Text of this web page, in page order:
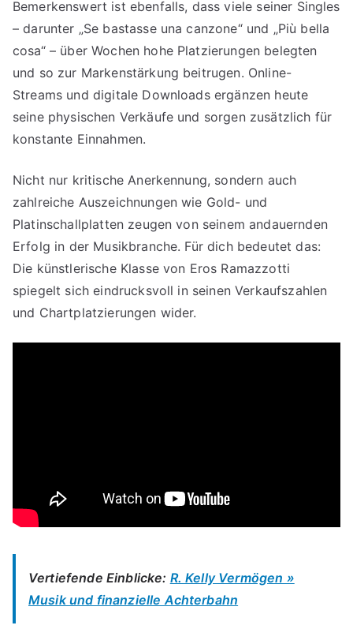
Bemerkenswert ist ebenfalls, dass viele seiner Singles
– darunter „Se bastasse una canzone“ und „Più bella
cosa“ – über Wochen hohe Platzierungen belegten
und so zur Markenstärkung beitrugen. Online-
Streams und digitale Downloads ergänzen heute
seine physischen Verkäufe und sorgen zusätzlich für
konstante Einnahmen.
Nicht nur kritische Anerkennung, sondern auch
zahlreiche Auszeichnungen wie Gold- und
Platinschallplatten zeugen von seinem andauernden
Erfolg in der Musikbranche. Für dich bedeutet das:
Die künstlerische Klasse von Eros Ramazzotti
spiegelt sich eindrucksvoll in seinen Verkaufszahlen
und Chartplatzierungen wider.
Vertiefende Einblicke: R. Kelly Vermögen »
Musik und finanzielle Achterbahn